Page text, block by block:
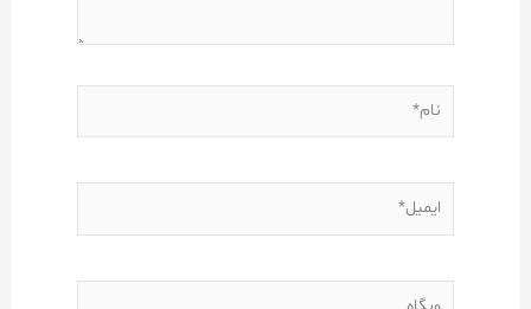
نام*
ایمیل*
وبگاه